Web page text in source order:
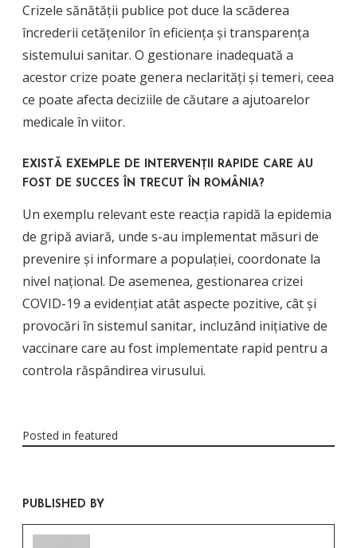
Crizele sănătății publice pot duce la scăderea
încrederii cetățenilor în eficiența și transparența
sistemului sanitar. O gestionare inadequată a
acestor crize poate genera neclarități și temeri, ceea
ce poate afecta deciziile de căutare a ajutoarelor
medicale în viitor.
EXISTĂ EXEMPLE DE INTERVENȚII RAPIDE CARE AU
FOST DE SUCCES ÎN TRECUT ÎN ROMÂNIA?
Un exemplu relevant este reacția rapidă la epidemia
de gripă aviară, unde s-au implementat măsuri de
prevenire și informare a populației, coordonate la
nivel național. De asemenea, gestionarea crizei
COVID-19 a evidențiat atât aspecte pozitive, cât și
provocări în sistemul sanitar, incluzând inițiative de
vaccinare care au fost implementate rapid pentru a
controla răspândirea virusului.
Posted in featured
PUBLISHED BY